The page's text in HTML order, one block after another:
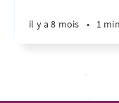
il y a 8 mois • 1